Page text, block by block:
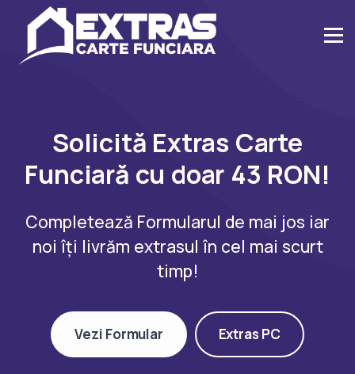
Solicită Extras Carte
Funciară cu doar 43 RON!
Completează Formularul de mai jos iar
noi îți livrăm extrasul în cel mai scurt
timp!
Vezi Formular Extras PC